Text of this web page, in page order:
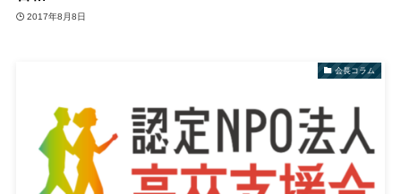
2017年8月8日
会長コラム